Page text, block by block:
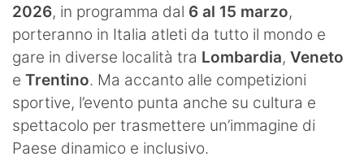
2026, in programma dal 6 al 15 marzo,
porteranno in Italia atleti da tutto il mondo e
gare in diverse località tra Lombardia, Veneto
e Trentino. Ma accanto alle competizioni
sportive, l’evento punta anche su cultura e
spettacolo per trasmettere un’immagine di
Paese dinamico e inclusivo.